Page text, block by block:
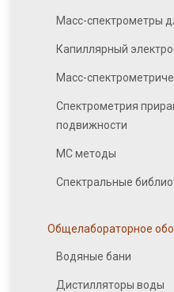
Масс-спектрометры
Капиллярный
Масс-
Спектрометрия
подвижности
МС методы
Спектральные
Общелабораторное
Водяные бани
Дистилляторы воды